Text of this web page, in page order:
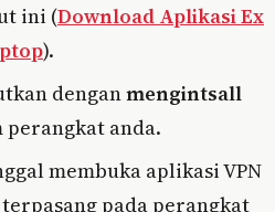
ini (Download Aplikasi Ex
).
denganmengintsall
perangkat anda.
membuka aplikasi VPN
pada perangkat